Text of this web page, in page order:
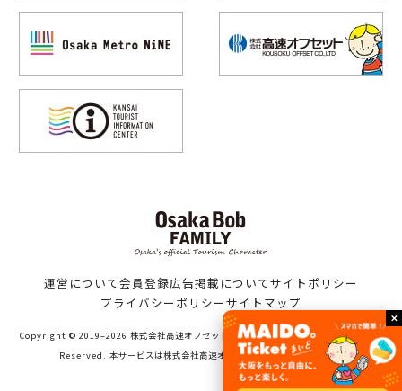
運営について会員登録広告掲載についてサイトポリシー
プライバシーポリシーサイトマップ
Copyright © 2019–2026 株式会社高速オフセット（Bob family WORKS）All Rights
Reserved. 本サービスは株式会社高速オフセットが運営しています。